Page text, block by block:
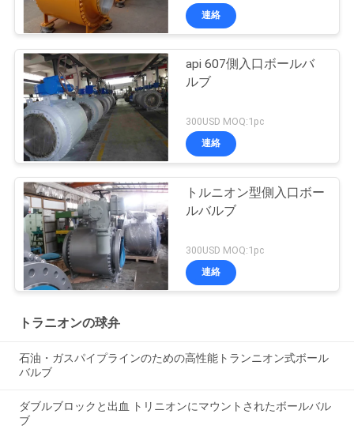
連絡
api 607側入口ボールバ
ルブ
300USD MOQ:1pc
連絡
トルニオン型側入口ボー
ルバルブ
300USD MOQ:1pc
連絡
トラニオンの球弁
石油・ガスパイプラインのための高性能トランニオン式ボール
バルブ
ダブルブロックと出血 トリニオンにマウントされたボールバル
ブ